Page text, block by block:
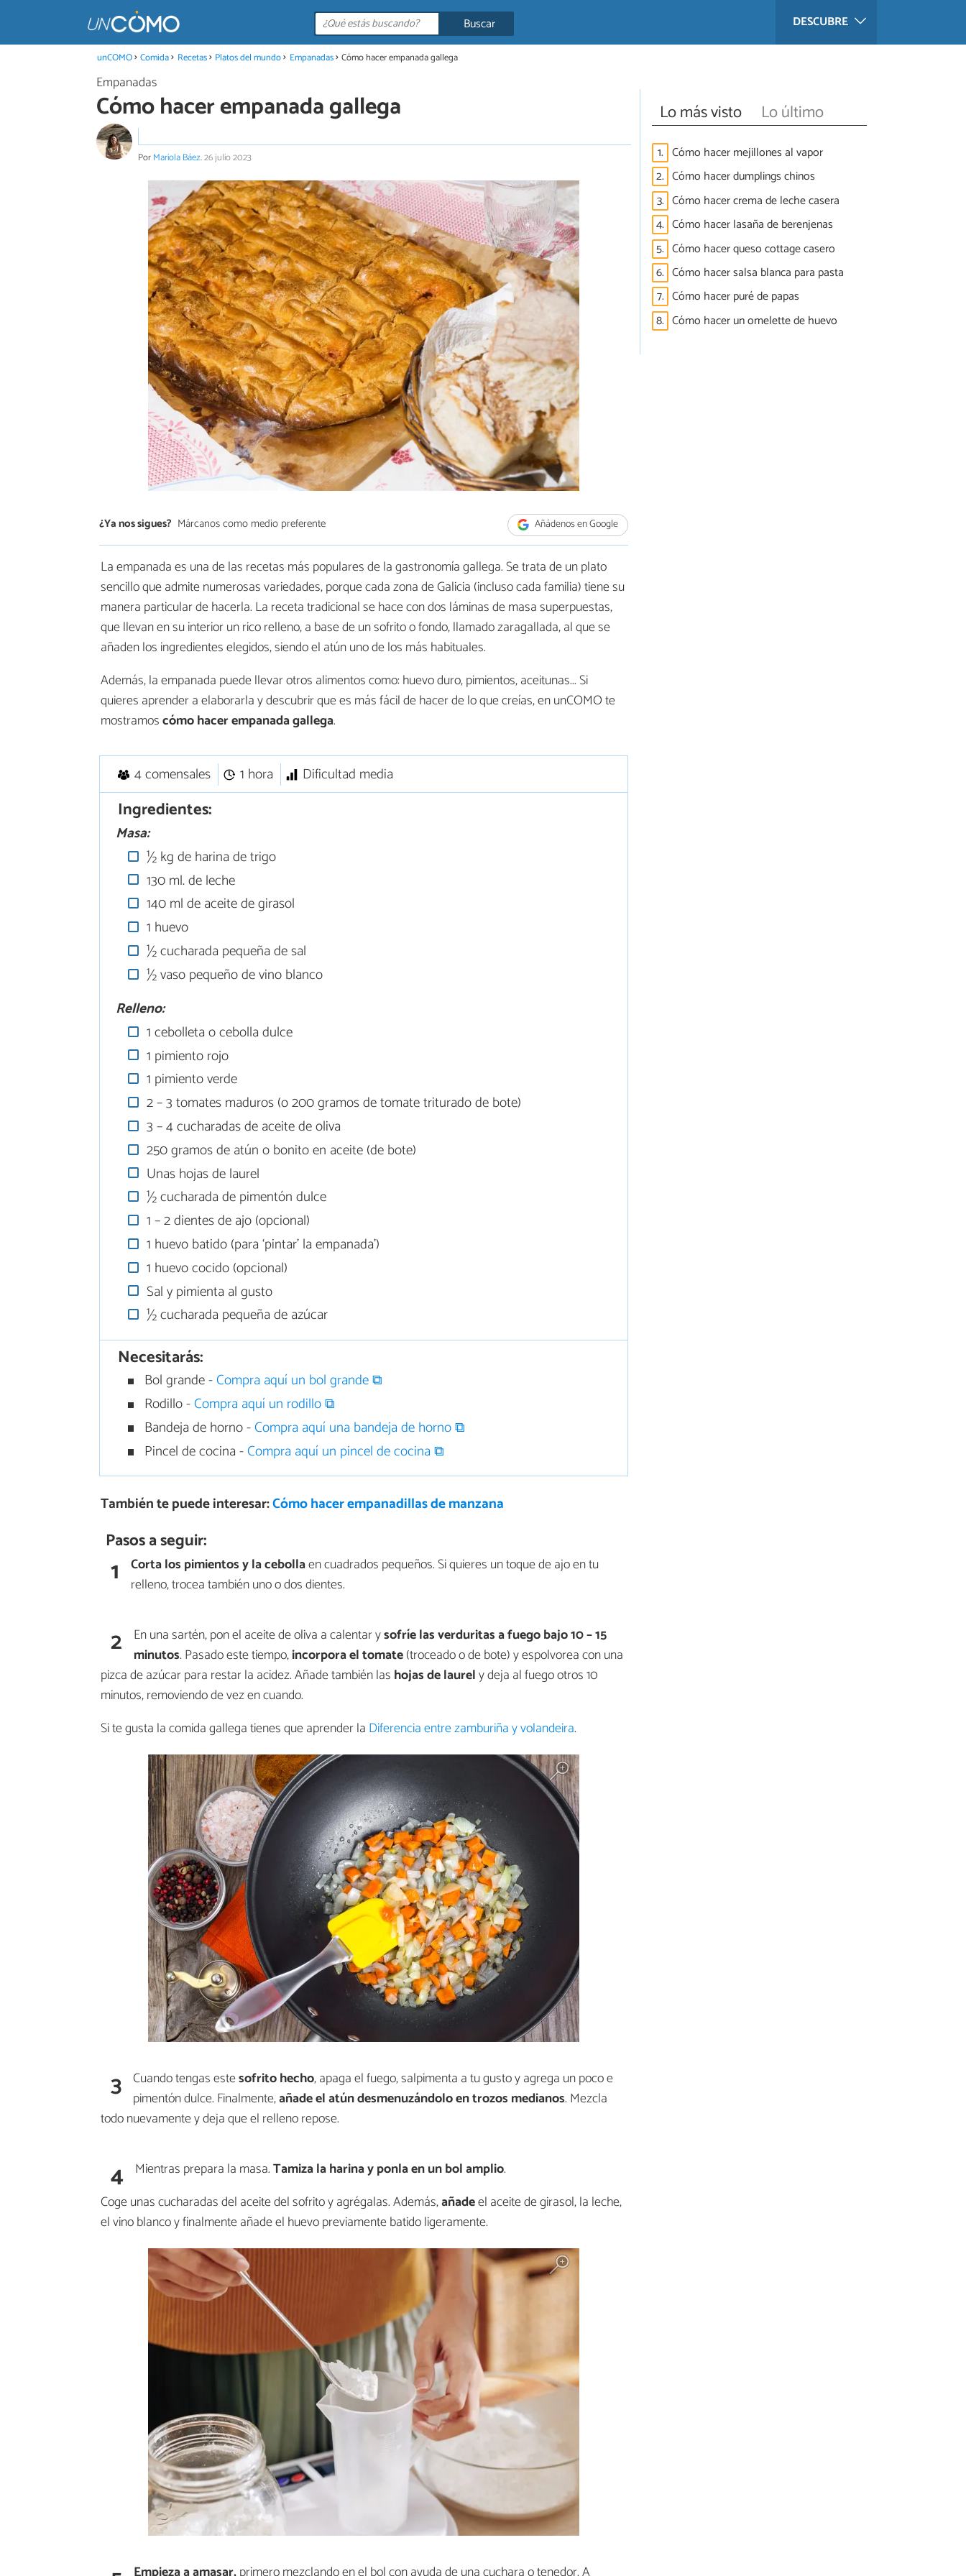
DESCUBRE
Buscar
unCOMO Comida Recetas Platos del mundo Empanadas Cómo hacer empanada gallega
Empanadas
Cómo hacer empanada gallega
PorMariola Báez.26 julio 2023
¿Ya nos sigues? Márcanos como medio preferente Añádenos en Google
La empanada es una de las recetas más populares de la gastronomía gallega. Se trata de un plato
sencillo que admite numerosas variedades, porque cada zona de Galicia (incluso cada familia) tiene su
manera particular de hacerla. La receta tradicional se hace con dos láminas de masa superpuestas,
que llevan en su interior un rico relleno, a base de un sofrito o fondo, llamado zaragallada, al que se
añaden los ingredientes elegidos, siendo el atún uno de los más habituales.
Además, la empanada puede llevar otros alimentos como: huevo duro, pimientos, aceitunas... Si
quieres aprender a elaborarla y descubrir que es más fácil de hacer de lo que creías, en unCOMO te
mostramoscómo hacer empanada gallega.
4 comensales 1 hora Dificultad media
Ingredientes:
Masa:
½ kg de harina de trigo
130 ml. de leche
140 ml de aceite de girasol
1 huevo
½ cucharada pequeña de sal
½ vaso pequeño de vino blanco
Relleno:
1 cebolleta o cebolla dulce
1 pimiento rojo
1 pimiento verde
2 – 3 tomates maduros (o 200 gramos de tomate triturado de bote)
3 – 4 cucharadas de aceite de oliva
250 gramos de atún o bonito en aceite (de bote)
Unas hojas de laurel
½ cucharada de pimentón dulce
1 – 2 dientes de ajo (opcional)
1 huevo batido (para ‘pintar’ la empanada’)
1 huevo cocido (opcional)
Sal y pimienta al gusto
½ cucharada pequeña de azúcar
Necesitarás:
Bol grande -Compra aquí un bol grande ⧉
Rodillo -Compra aquí un rodillo ⧉
Bandeja de horno -Compra aquí una bandeja de horno ⧉
Pincel de cocina -Compra aquí un pincel de cocina ⧉
También te puede interesar:Cómo hacer empanadillas de manzana
Pasos a seguir:
1 Corta los pimientos y la cebollaen cuadrados pequeños. Si quieres un toque de ajo en tu
relleno, trocea también uno o dos dientes.
2 En una sartén, pon el aceite de oliva a calentar ysofríe las verduritas a fuego bajo 10 – 15
minutos. Pasado este tiempo,incorpora el tomate(troceado o de bote) y espolvorea con una
pizca de azúcar para restar la acidez. Añade también las hojas de laurely deja al fuego otros 10
minutos, removiendo de vez en cuando.
Si te gusta la comida gallega tienes que aprender la Diferencia entre zamburiña y volandeira.
3 Cuando tengas estesofrito hecho, apaga el fuego, salpimenta a tu gusto y agrega un poco e
pimentón dulce. Finalmente,añade el atún desmenuzándolo en trozos medianos. Mezcla
todo nuevamente y deja que el relleno repose.
4 Mientras prepara la masa.Tamiza la harina y ponla en un bol amplio.
Coge unas cucharadas del aceite del sofrito y agrégalas. Además,añadeel aceite de girasol, la leche,
el vino blanco y finalmente añade el huevo previamente batido ligeramente.
Lo más visto Lo último
1. Cómo hacer mejillones al vapor
2. Cómo hacer dumplings chinos
3. Cómo hacer crema de leche casera
4. Cómo hacer lasaña de berenjenas
5. Cómo hacer queso cottage casero
6. Cómo hacer salsa blanca para pasta
7. Cómo hacer puré de papas
8. Cómo hacer un omelette de huevo